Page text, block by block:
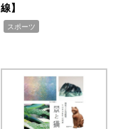
線】
スポーツ